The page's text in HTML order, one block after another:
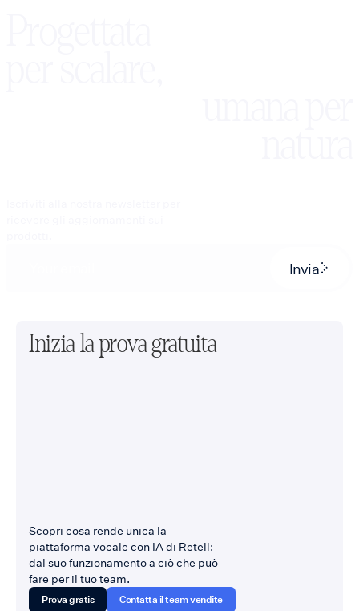
Invia
Inizia la prova gratuita
Scopri cosa rende unica la
piattaforma vocale con IA di Retell:
dal suo funzionamento a ciò che può
fare per il tuo team.
Prova gratis Contatta il team vendite